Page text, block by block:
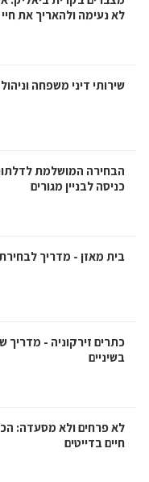
לא נעימה ולהאריך את
שירותי דיני משפחה
הבחירה המושלמת
כניסה לבניין מגורים
בית מאזן - מדריך לבחירת
כתרים זירקוניה -
בשיניים
לא פרחים ולא מסעדה:
חיים בדייטים